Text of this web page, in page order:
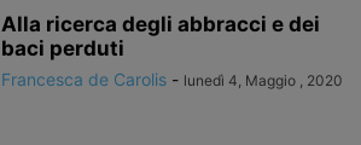
Alla ricerca degli abbracci e dei
baci perduti
Francesca de Carolis - lunedì 4, Maggio , 2020